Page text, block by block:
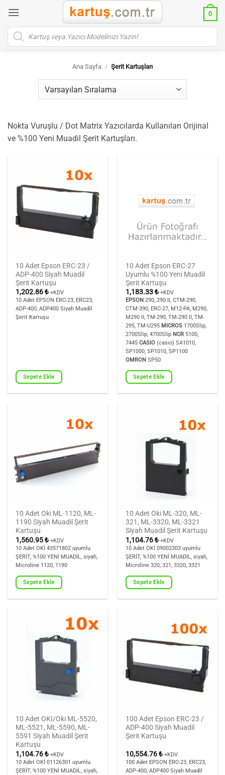
atla
0
Products
search
Ana Sayfa / Şerit Kartuşları
Nokta Vuruşlu / Dot Matrix Yazıcılarda Kullanılan Orijinal
ve %100 Yeni Muadil Şerit Kartuşları.
10 Adet Epson ERC-23 /
ADP-400 Siyah Muadil
Şerit Kartuşu
1,202.86₺ +KDV
10 Adet EPSON ERC-23, ERC23,
ADP-400, ADP400 Siyah Muadil
Şerit Kartuşu
Sepete Ekle
10 Adet Epson ERC-27
Uyumlu %100 Yeni Muadil
Şerit Kartuşu
1,183.33₺ +KDV
EPSON 290, 290 II, CTM-290,
CTM-390, ERC-27, M12-PA, M290,
M290 II, TM-290, TM-290 II, TM-
295, TM-U295 MICROS 1700Slip,
2700Slip, 4700Slip NCR 5100,
7445CASIO (casıo) SA1010,
SP1000, SP1010, SP1100
OMRON SP50
Sepete Ekle
10 Adet Oki ML-1120, ML-
1190 Siyah Muadil Şerit
Kartuşu
1,560.95₺ +KDV
10 Adet OKİ 43571802 uyumlu
ŞERİT, %100 YENİ MUADİL, siyah,
Microline 1120, 1190
Sepete Ekle
10 Adet Oki ML-320, ML-
321, ML-3320, ML-3321
Siyah Muadil Şerit Kartuşu
1,104.76₺ +KDV
10 Adet OKİ 09002303 uyumlu
ŞERİT, %100 YENİ MUADİL, siyah,
Microline 320, 321, 3320, 3321
Sepete Ekle
10 Adet OKI/Oki ML-5520,
ML-5521, ML-5590, ML-
5591 Siyah Muadil Şerit
Kartuşu
1,104.76₺ +KDV
10 Adet OKİ 01126301 uyumlu
ŞERİT, %100 YENİ MUADİL, siyah,
100 Adet Epson ERC-23 /
ADP-400 Siyah Muadil
Şerit Kartuşu
10,554.76₺ +KDV
100 Adet EPSON ERC-23, ERC23,
ADP-400, ADP400 Siyah Muadil